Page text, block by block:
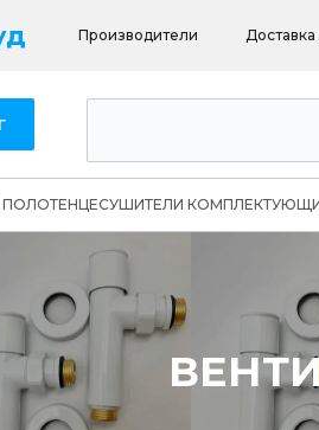
Производители Доставка
ПОЛОТЕНЦЕСУШИТЕЛИ